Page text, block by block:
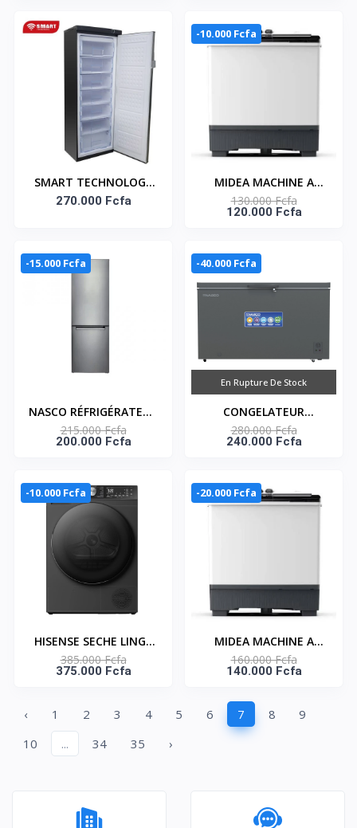
SMART TECHNOLOGY
Congélateur Vertical 7
270.000 Fcfa
-10.000 Fcfa
MIDEA MACHINE A
LAVER 12KG TOP LOAD
- TWIN TUB-
130.000 Fcfa
120.000 Fcfa
-15.000 Fcfa
NASCO RÉFRIGÉRATEUR
COMBINÉ 246 LITRES –
HNASD2-33
215.000 Fcfa
200.000 Fcfa
-40.000 Fcfa
En Rupture De Stock
CONGELATEUR
HORIZONTAL UNE
PORTE GRIS AVEC
600WA-DS
280.000 Fcfa
240.000 Fcfa
-10.000 Fcfa
HISENSE SECHE LINGE
10KG - CONNECT LIFE -
DH5S102BB
385.000 Fcfa
375.000 Fcfa
-20.000 Fcfa
MIDEA MACHINE A
LAVER 14KG TOP LOAD
- TWIN TUB -
MT100W140/WG
160.000 Fcfa
140.000 Fcfa
‹ 1 2 3 4 5 6 7 8
9
10
... 34 35 ›